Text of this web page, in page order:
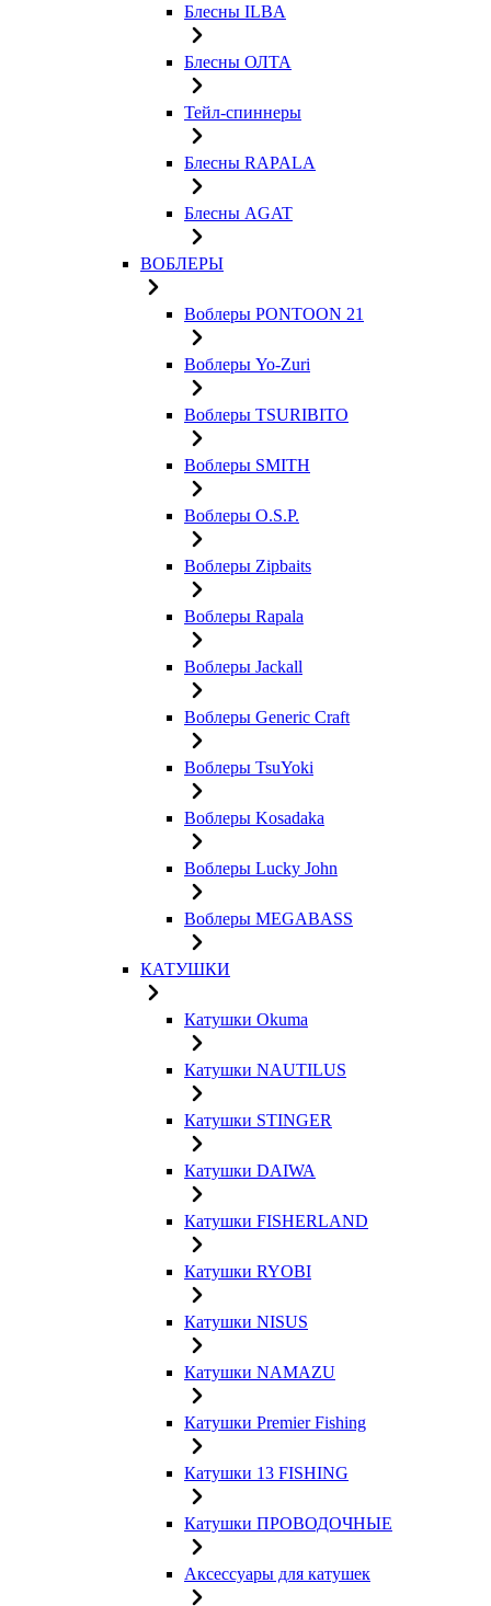
Блесны ILBA
Блесны ОЛТА
Тейл-спиннеры
Блесны RAPALA
Блесны AGAT
ВОБЛЕРЫ
Воблеры PONTOON 21
Воблеры Yo-Zuri
Воблеры TSURIBITO
Воблеры SMITH
Воблеры O.S.P.
Воблеры Zipbaits
Воблеры Rapala
Воблеры Jackall
Воблеры Generic Craft
Воблеры TsuYoki
Воблеры Kosadaka
Воблеры Lucky John
Воблеры MEGABASS
КАТУШКИ
Катушки Okuma
Катушки NAUTILUS
Катушки STINGER
Катушки DAIWA
Катушки FISHERLAND
Катушки RYOBI
Катушки NISUS
Катушки NAMAZU
Катушки Premier Fishing
Катушки 13 FISHING
Катушки ПРОВОДОЧНЫЕ
Аксессуары для катушек